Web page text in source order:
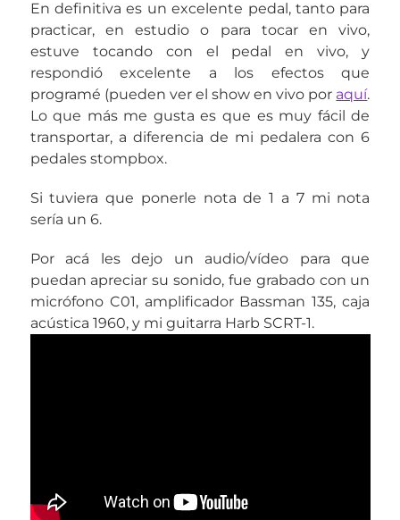
En definitiva es un excelente pedal, tanto para
practicar, en estudio o para tocar en vivo,
estuve tocando con el pedal en vivo, y
respondió excelente a los efectos que
programé (pueden ver el show en vivo por aquí.
Lo que más me gusta es que es muy fácil de
transportar, a diferencia de mi pedalera con 6
pedales stompbox.
Si tuviera que ponerle nota de 1 a 7 mi nota
sería un 6.
Por acá les dejo un audio/vídeo para que
puedan apreciar su sonido, fue grabado con un
micrófono C01, amplificador Bassman 135, caja
acústica 1960, y mi guitarra Harb SCRT-1.